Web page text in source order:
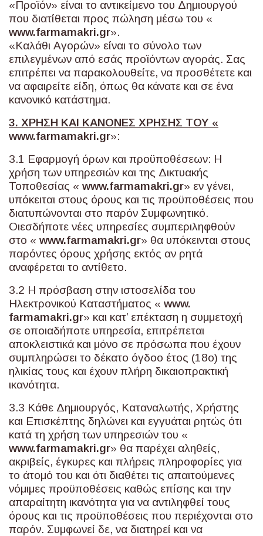
«Προϊόν» είναι το αντικείμενο του Δημιουργού
που διατίθεται προς πώληση μέσω του «
www.farmamakri.gr».
«Καλάθι Αγορών» είναι το σύνολο των
επιλεγμένων από εσάς προϊόντων αγοράς. Σας
επιτρέπει να παρακολουθείτε, να προσθέτετε και
να αφαιρείτε είδη, όπως θα κάνατε και σε ένα
κανονικό κατάστημα.
3. ΧΡΗΣΗ ΚΑΙ ΚΑΝΟΝΕΣ ΧΡΗΣΗΣ ΤΟΥ «
www.farmamakri.gr»:
3.1 Εφαρμογή όρων και προϋποθέσεων: Η
χρήση των υπηρεσιών και της Δικτυακής
Τοποθεσίας « www.farmamakri.gr» εν γένει,
υπόκειται στους όρους και τις προϋποθέσεις που
διατυπώνονται στο παρόν Συμφωνητικό.
Οιεσδήποτε νέες υπηρεσίες συμπεριληφθούν
στο « www.farmamakri.gr» θα υπόκεινται στους
παρόντες όρους χρήσης εκτός αν ρητά
αναφέρεται το αντίθετο.
3.2 Η πρόσβαση στην ιστοσελίδα του
Ηλεκτρονικού Καταστήματος « www.
farmamakri.gr» και κατ’ επέκταση η συμμετοχή
σε οποιαδήποτε υπηρεσία, επιτρέπεται
αποκλειστικά και μόνο σε πρόσωπα που έχουν
συμπληρώσει το δέκατο όγδοο έτος (18ο) της
ηλικίας τους και έχουν πλήρη δικαιοπρακτική
ικανότητα.
3.3 Κάθε Δημιουργός, Καταναλωτής, Χρήστης
και Επισκέπτης δηλώνει και εγγυάται ρητώς ότι
κατά τη χρήση των υπηρεσιών του «
www.farmamakri.gr» θα παρέχει αληθείς,
ακριβείς, έγκυρες και πλήρεις πληροφορίες για
το άτομό του και ότι διαθέτει τις απαιτούμενες
νόμιμες προϋποθέσεις καθώς επίσης και την
απαραίτητη ικανότητα για να αντιληφθεί τους
όρους και τις προϋποθέσεις που περιέχονται στο
παρόν. Συμφωνεί δε, να διατηρεί και να